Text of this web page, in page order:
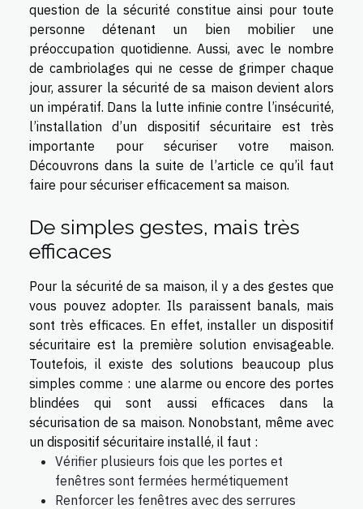
question de la sécurité constitue ainsi pour toute
personne détenant un bien mobilier une
préoccupation quotidienne. Aussi, avec le nombre
de cambriolages qui ne cesse de grimper chaque
jour, assurer la sécurité de sa maison devient alors
un impératif. Dans la lutte infinie contre l’insécurité,
l’installation d’un dispositif sécuritaire est très
importante pour sécuriser votre maison.
Découvrons dans la suite de l’article ce qu’il faut
faire pour sécuriser efficacement sa maison.
De simples gestes, mais très
efficaces
Pour la sécurité de sa maison, il y a des gestes que
vous pouvez adopter. Ils paraissent banals, mais
sont très efficaces. En effet, installer un dispositif
sécuritaire est la première solution envisageable.
Toutefois, il existe des solutions beaucoup plus
simples comme : une alarme ou encore des portes
blindées qui sont aussi efficaces dans la
sécurisation de sa maison. Nonobstant, même avec
un dispositif sécuritaire installé, il faut :
Vérifier plusieurs fois que les portes et
fenêtres sont fermées hermétiquement
Renforcer les fenêtres avec des serrures